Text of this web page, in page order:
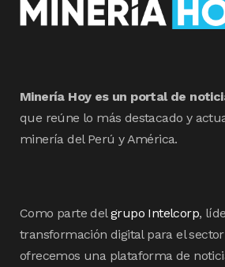
Minería Hoy es un portal de
que reúne lo más destacado y
minería del Perú y América.
Como parte delgrupo Intelcorp,
transformación digital para el
ofrecemos una plataforma de